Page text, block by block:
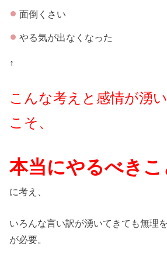
面倒くさい
やる気が出なくなった
↑
こんな考えと感情が湧
こそ、
本当にやるべきこ
に考え、
いろんな言い訳が湧いてきても無理
が必要。